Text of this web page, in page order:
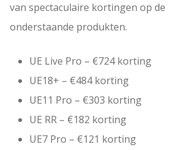
van spectaculaire kortingen op de
onderstaande produkten.
UE Live Pro – €724 korting
UE18+ – €484 korting
UE11 Pro – €303 korting
UE RR – €182 korting
UE7 Pro – €121 korting